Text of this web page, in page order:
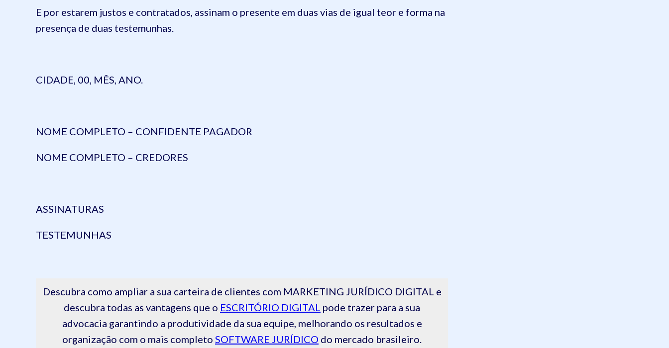
E por estarem justos e contratados, assinam o presente em duas vias de igual teor e forma na
presença de duas testemunhas.
CIDADE, 00, MÊS, ANO.
NOME COMPLETO – CONFIDENTE PAGADOR
NOME COMPLETO – CREDORES
ASSINATURAS
TESTEMUNHAS
Descubra como ampliar a sua carteira de clientes com MARKETING JURÍDICO DIGITAL e
descubra todas as vantagens que o ESCRITÓRIO DIGITAL pode trazer para a sua
advocacia garantindo a produtividade da sua equipe, melhorando os resultados e
organização com o mais completo SOFTWARE JURÍDICO do mercado brasileiro.